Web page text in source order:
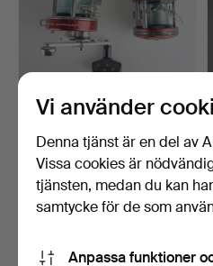
FISKERULLAR, 2 st,
Ambassadeur 5000, Abu
o…
Klubbades 15 jun 2024
8 bud
69 USD
Vi använder
Denna tjänst är en del av
Vissa cookies är
tjänsten, medan du kan
samtycke för de som
Anpassa funktioner